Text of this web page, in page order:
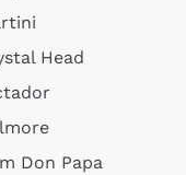
Head
Don Papa